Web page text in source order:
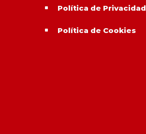
^ Política de Privacidad
^ Política de Cookies